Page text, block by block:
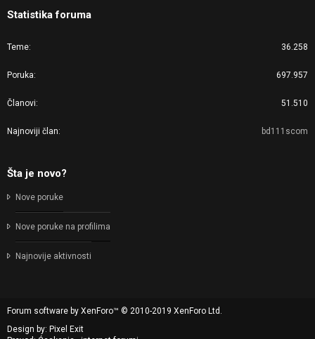
Statistika foruma
Teme 36.258
Poruka 697.957
Članovi 51.510
Najnoviji član bd111scom
Šta je novo?
Nove poruke
Nove poruke na profilima
Najnovije aktivnosti
Forum software by XenForo™ © 2010-2019 XenForo Ltd.
Design by: Pixel Exit